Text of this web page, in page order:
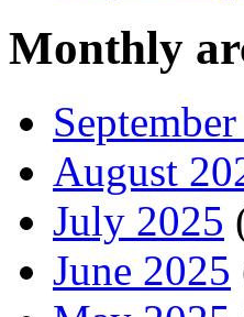
Monthly
August
July 2025
June 2025